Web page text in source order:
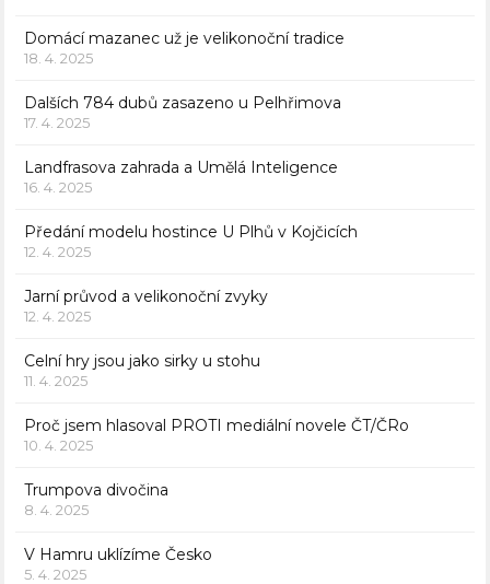
Domácí mazanec už je velikonoční tradice
18. 4. 2025
Dalších 784 dubů zasazeno u Pelhřimova
17. 4. 2025
Landfrasova zahrada a Umělá Inteligence
16. 4. 2025
Předání modelu hostince U Plhů v Kojčicích
12. 4. 2025
Jarní průvod a velikonoční zvyky
12. 4. 2025
Celní hry jsou jako sirky u stohu
11. 4. 2025
Proč jsem hlasoval PROTI mediální novele ČT/ČRo
10. 4. 2025
Trumpova divočina
8. 4. 2025
V Hamru uklízíme Česko
5. 4. 2025